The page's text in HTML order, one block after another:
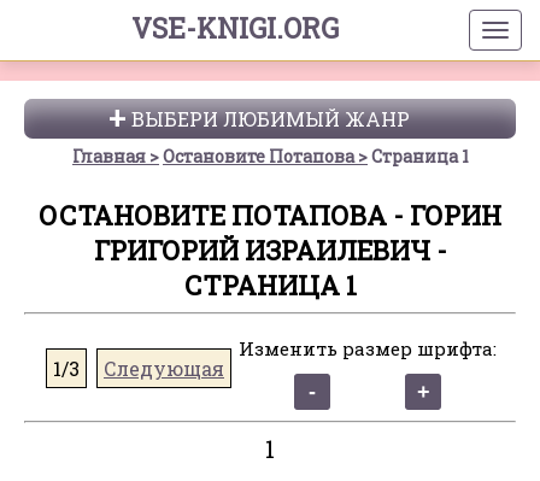
VSE-KNIGI.ORG
ВЫБЕРИ ЛЮБИМЫЙ ЖАНР
Главная Остановите Потапова Страница 1
ОСТАНОВИТЕ ПОТАПОВА - ГОРИН
ГРИГОРИЙ ИЗРАИЛЕВИЧ -
СТРАНИЦА 1
1/3 Следующая
Изменить размер шрифта:
1